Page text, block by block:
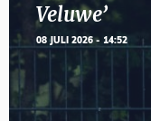
Veluwe’
08 JULI 2026 - 14:52